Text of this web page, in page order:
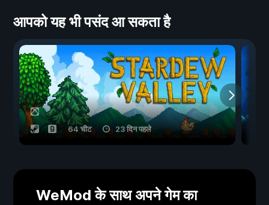
आपको यह भी पसंद आ सकता है
64 चीट 23 दिन पहले
WeMod के साथ अपने गेम का